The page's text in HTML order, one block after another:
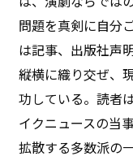
問題を真剣に自分
は記事、出版社声
縦横に織り交ぜ、
功している。読者
イクニュースの当
拡散する多数派の